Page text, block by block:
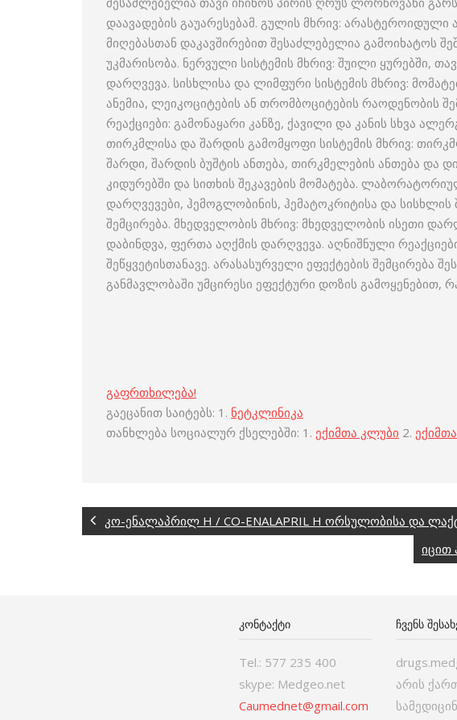
დაავადების გაუარესებამ. გულის მხრივ: არასტეროიდული
მიღებასთან დაკავშირებით შესაძლებელია გამოიხატოს
უკმარისობა. ნერვული სისტემის მხრივ: შუილი ყურებში,
დარღვევა. სისხლისა და ლიმფური სისტემის მხრივ:
ანემია, ლეიკოციტების ან თრომბოციტების რაოდენობის
რეაქციები: გამონაყარი კანზე, ქავილი და კანის სხვა
თირკმლისა და შარდის გამომყოფი სისტემის მხრივ:
შარდი, შარდის ბუშტის ანთება, თირკმელების ანთება და
კიდურებში და სითხის შეკავების მომატება.
დარღვევები, ჰემოგლობინის, ჰემატოკრიტისა და
შემცირება. მხედველობის მხრივ: მხედველობის ისეთი
დაბინდვა, ფერთა აღქმის დარღვევა. აღნიშნული
შეწყვეტისთანავე. არასასურველი ეფექტების შემცირება
განმავლობაში უმცირესი ეფექტური დოზის გამოყენებით,
გაფრთხილება!
გაეცანით საიტებს: 1. ნეტკლინიკა
თანხლება სოციალურ ქსელებში: 1. ექიმთა კლუბი 2.
კო-ენალაპრილ H / CO-ENALAPRIL H ორსულობისა და
იცით
ᲙᲝᲜᲢᲐᲥᲢᲘ
Tel.: 577 235 400
skype: Medgeo.net
Caumednet@gmail.com
ᲩᲕᲔᲜᲡ
არის